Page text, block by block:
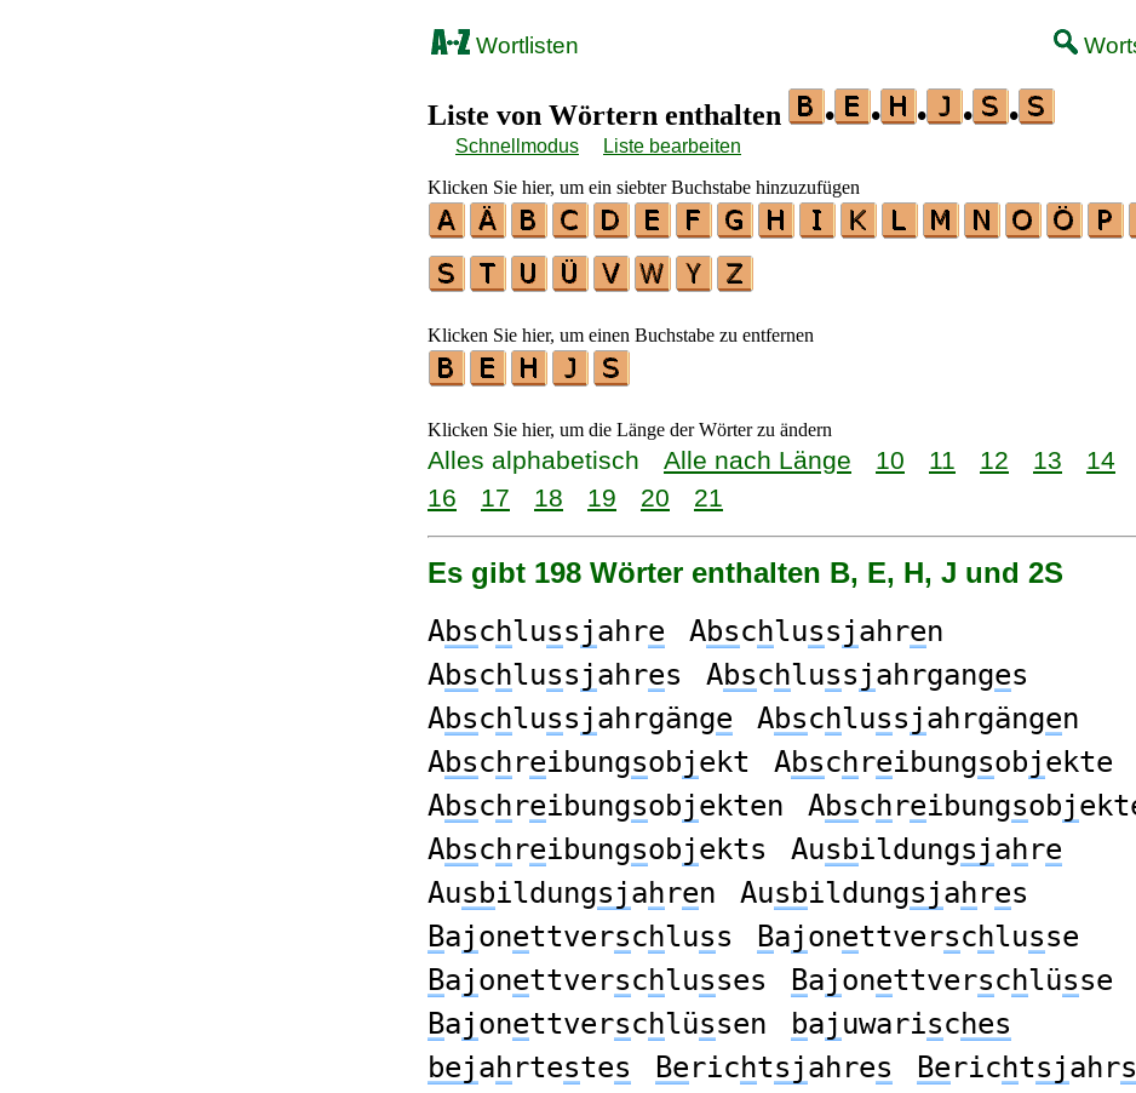
Wortlisten
Liste von Wörtern enthalten • • • • •
Schnellmodus
Liste bearbeiten
Klicken Sie hier, um ein siebter Buchstabe hinzuzufügen
Klicken Sie hier, um einen Buchstabe zu entfernen
Klicken Sie hier, um die Länge der Wörter zu ändern
Alles alphabetisch Alle nach Länge 10 11 12 13 14
16
17 18 19 20 21
Es gibt 198 Wörter enthalten B, E, H, J und 2S
Abschlussjahre Abschlussjahren
Abschlussjahres Abschlussjahrganges
Abschlussjahrgänge Abschlussjahrgängen
Abschreibungsobjekt Abschreibungsobjekte
Abschreibungsobjekten Abschreibungsobj
Abschreibungsobjekts Ausbildungsjahre
Ausbildungsjahren Ausbildungsjahres
Bajonettverschluss Bajonettverschlusse
Bajonettverschlusses Bajonettverschlüsse
Bajonettverschlüssen baj uwarisches
bejahrtestes Berichtsjahres Berichtsjahrs